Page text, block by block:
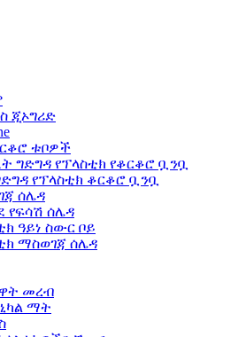
ጂኦግሪድ
ቱቦዎች
ግድግዳ የፕላስቲክ የቆርቆሮ ቧንቧ
የፕላስቲክ ቆርቆሮ ቧንቧ
ሰሌዳ
የፍሳሽ ሰሌዳ
ዓይነ ስውር ቦይ
ማስወገጃ ሰሌዳ
መረብ
ማት